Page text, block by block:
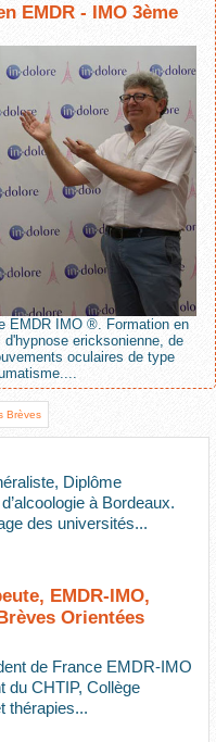
EMDR - IMO 3ème
EMDR IMO ®. Formation en
ericksonienne, de
oculaires de type
Brèves
Diplôme
à Bordeaux.
des universités...
EMDR-IMO,
Orientées
de France EMDR-IMO
du CHTIP, Collège
thérapies...